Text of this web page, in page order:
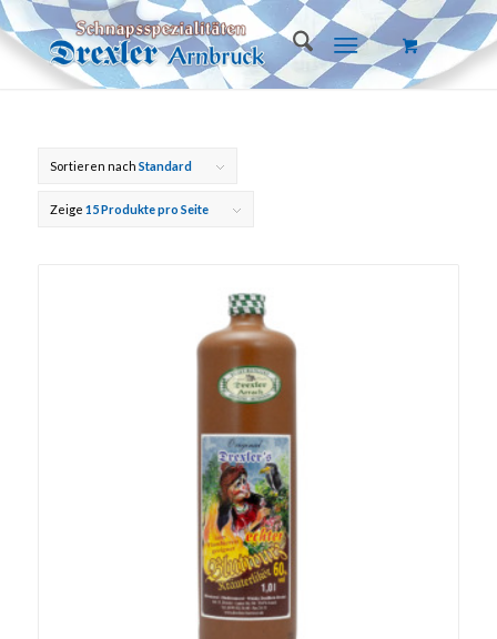
Sortieren nach Standard
Zeige 15 Produkte pro Seite